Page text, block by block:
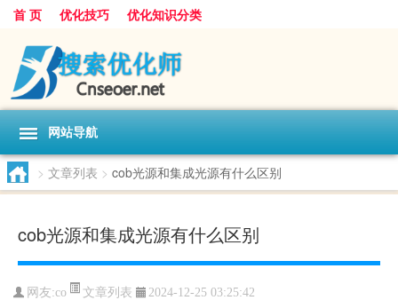
首 页 优化技巧 优化知识分类
网站导航
> 文章列表 > cob光源和集成光源有什么区别
cob光源和集成光源有什么区别
网友:co 文章列表 2024-12-25 03:25:42